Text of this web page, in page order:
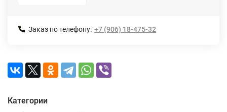
Заказ по телефону: +7 (906) 18-475-32
Категории